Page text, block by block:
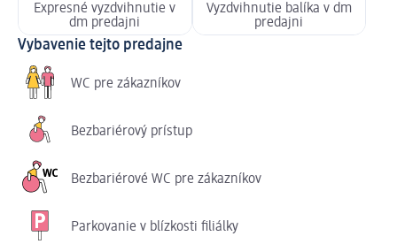
Expresné vyzdvihnutie v
dm predajni
Vyzdvihnutie balíka v dm
predajni
Vybavenie tejto predajne
WC pre zákazníkov
Bezbariérový prístup
Bezbariérové WC pre zákazníkov
Parkovanie v blízkosti filiálky